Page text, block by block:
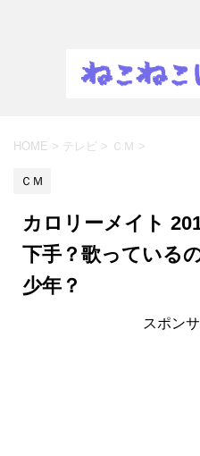
HOME > テレビ > ＣＭ >
ＣＭ
カロリーメイト
下手？歌っている
少年？
スポン